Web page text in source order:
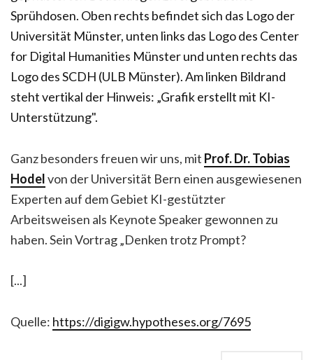
Ganz besonders freuen wir uns, mit Prof. Dr. Tobias
Hodelvon der Universität Bern einen ausgewiesenen
Experten auf dem Gebiet KI-gestützter
Arbeitsweisen als Keynote Speaker gewonnen zu
haben. Sein Vortrag „Denken trotz Prompt?
[...]
Quelle: https://digigw.hypotheses.org/7695